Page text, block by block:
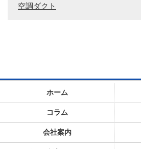
空調ダクト
ホーム
コラム
会社案内